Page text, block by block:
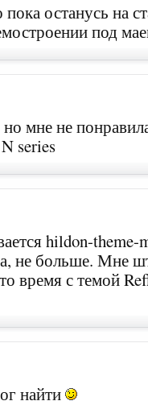
останусь на
под
мне не
series
hildon-theme-
не больше. Мне
время с темой
найти